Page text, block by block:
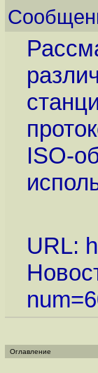
ISO-
URL:
Оглавление